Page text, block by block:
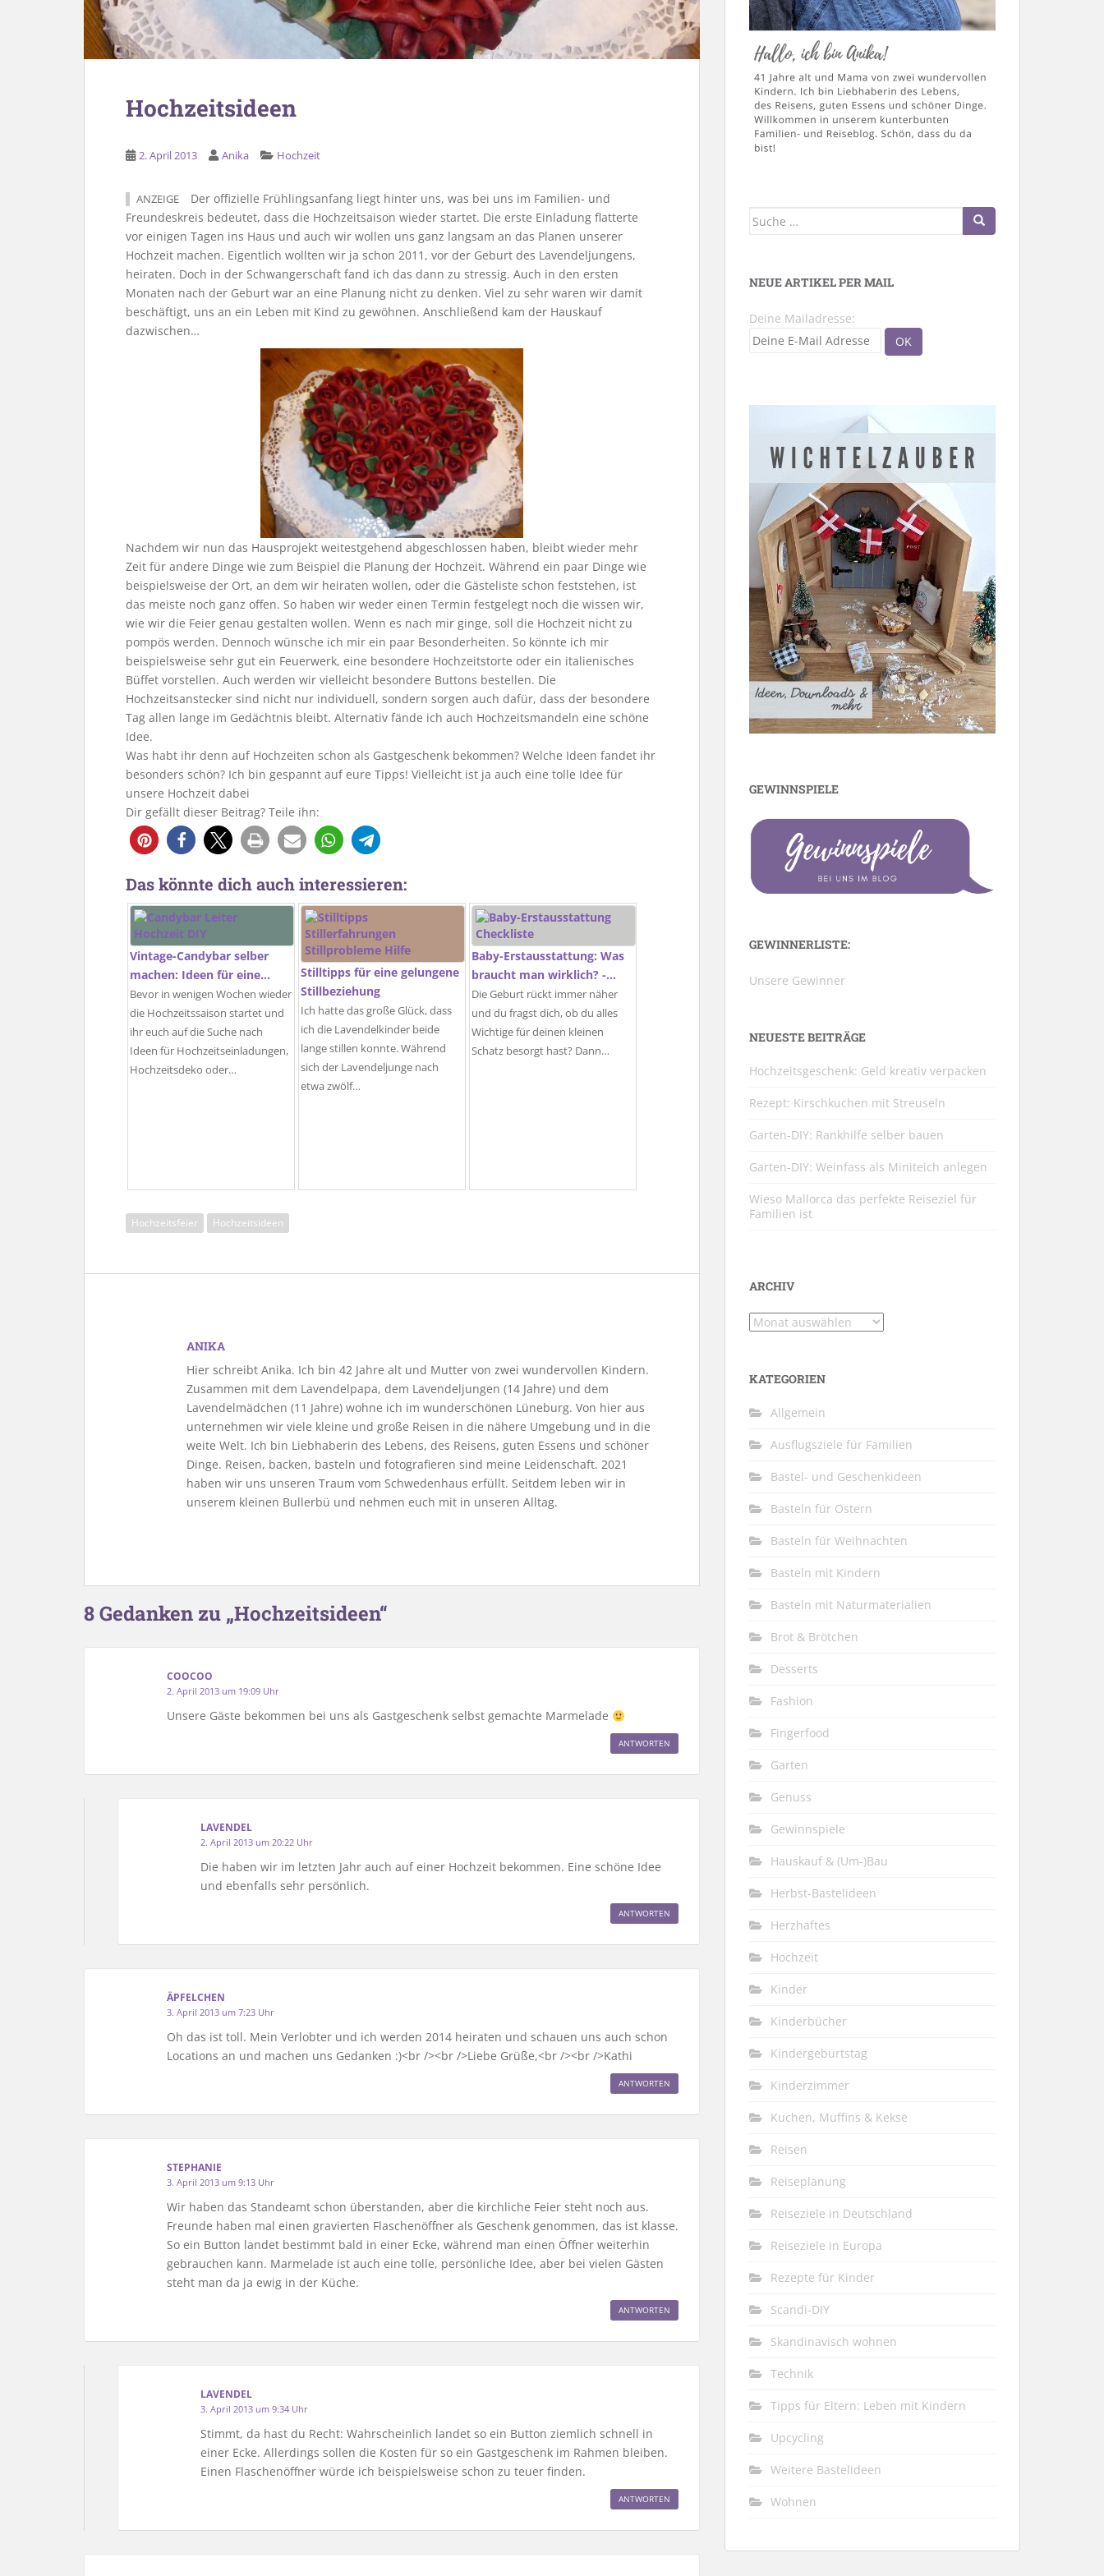
Hochzeitsideen
2. April 2013 Anika Hochzeit
ANZEIGE
Der offizielle Frühlingsanfang liegt hinter uns, was bei uns im Familien- und
Freundeskreis bedeutet, dass die Hochzeitsaison wieder startet. Die erste Einladung flatterte
vor einigen Tagen ins Haus und auch wir wollen uns ganz langsam an das Planen unserer
Hochzeit machen. Eigentlich wollten wir ja schon 2011, vor der Geburt des Lavendeljungens,
heiraten. Doch in der Schwangerschaft fand ich das dann zu stressig. Auch in den ersten
Monaten nach der Geburt war an eine Planung nicht zu denken. Viel zu sehr waren wir damit
beschäftigt, uns an ein Leben mit Kind zu gewöhnen. Anschließend kam der Hauskauf
dazwischen…
Nachdem wir nun das Hausprojekt weitestgehend abgeschlossen haben, bleibt wieder mehr
Zeit für andere Dinge wie zum Beispiel die Planung der Hochzeit. Während ein paar Dinge wie
beispielsweise der Ort, an dem wir heiraten wollen, oder die Gästeliste schon feststehen, ist
das meiste noch ganz offen. So haben wir weder einen Termin festgelegt noch die wissen wir,
wie wir die Feier genau gestalten wollen. Wenn es nach mir ginge, soll die Hochzeit nicht zu
pompös werden. Dennoch wünsche ich mir ein paar Besonderheiten. So könnte ich mir
beispielsweise sehr gut ein Feuerwerk, eine besondere Hochzeitstorte oder ein italienisches
Büffet vorstellen. Auch werden wir vielleicht besondere Buttons bestellen. Die
Hochzeitsanstecker sind nicht nur individuell, sondern sorgen auch dafür, dass der besondere
Tag allen lange im Gedächtnis bleibt. Alternativ fände ich auch Hochzeitsmandeln eine schöne
Idee.
Was habt ihr denn auf Hochzeiten schon als Gastgeschenk bekommen? Welche Ideen fandet ihr
besonders schön? Ich bin gespannt auf eure Tipps! Vielleicht ist ja auch eine tolle Idee für
unsere Hochzeit dabei
Dir gefällt dieser Beitrag? Teile ihn:
Das könnte dich auch interessieren:
Vintage-Candybar selber
machen: Ideen für eine…
Bevor in wenigen Wochen wieder
die Hochzeitssaison startet und
ihr euch auf die Suche nach
Ideen für Hochzeitseinladungen,
Hochzeitsdeko oder…
Stilltipps für eine gelungene
Stillbeziehung
Ich hatte das große Glück, dass
ich die Lavendelkinder beide
lange stillen konnte. Während
sich der Lavendeljunge nach
etwa zwölf…
Baby-Erstausstattung: Was
braucht man wirklich? -…
Die Geburt rückt immer näher
und du fragst dich, ob du alles
Wichtige für deinen kleinen
Schatz besorgt hast? Dann…
Hochzeitsfeier Hochzeitsideen
ANIKA
Hier schreibt Anika. Ich bin 42 Jahre alt und Mutter von zwei wundervollen Kindern.
Zusammen mit dem Lavendelpapa, dem Lavendeljungen (14 Jahre) und dem
Lavendelmädchen (11 Jahre) wohne ich im wunderschönen Lüneburg. Von hier aus
unternehmen wir viele kleine und große Reisen in die nähere Umgebung und in die
weite Welt. Ich bin Liebhaberin des Lebens, des Reisens, guten Essens und schöner
Dinge. Reisen, backen, basteln und fotografieren sind meine Leidenschaft. 2021
haben wir uns unseren Traum vom Schwedenhaus erfüllt. Seitdem leben wir in
unserem kleinen Bullerbü und nehmen euch mit in unseren Alltag.
8 Gedanken zu „Hochzeitsideen“
COOCOO
2. April 2013 um 19:09 Uhr
Unsere Gäste bekommen bei uns als Gastgeschenk selbst gemachte Marmelade
ANTWORTEN
LAVENDEL
2. April 2013 um 20:22 Uhr
Die haben wir im letzten Jahr auch auf einer Hochzeit bekommen. Eine schöne Idee
und ebenfalls sehr persönlich.
ANTWORTEN
ÄPFELCHEN
3. April 2013 um 7:23 Uhr
Oh das ist toll. Mein Verlobter und ich werden 2014 heiraten und schauen uns auch schon
Locations an und machen uns Gedanken :)<br /><br />Liebe Grüße,<br /><br />Kathi
ANTWORTEN
STEPHANIE
3. April 2013 um 9:13 Uhr
Wir haben das Standeamt schon überstanden, aber die kirchliche Feier steht noch aus.
Freunde haben mal einen gravierten Flaschenöffner als Geschenk genommen, das ist klasse.
So ein Button landet bestimmt bald in einer Ecke, während man einen Öffner weiterhin
gebrauchen kann. Marmelade ist auch eine tolle, persönliche Idee, aber bei vielen Gästen
steht man da ja ewig in der Küche.
ANTWORTEN
LAVENDEL
3. April 2013 um 9:34 Uhr
Stimmt, da hast du Recht: Wahrscheinlich landet so ein Button ziemlich schnell in
einer Ecke. Allerdings sollen die Kosten für so ein Gastgeschenk im Rahmen bleiben.
Einen Flaschenöffner würde ich beispielsweise schon zu teuer finden.
ANTWORTEN
Suche
NEUE ARTIKEL PER MAIL
Deine Mailadresse:
GEWINNSPIELE
GEWINNERLISTE:
Unsere Gewinner
NEUESTE BEITRÄGE
Hochzeitsgeschenk: Geld kreativ verpacken
Rezept: Kirschkuchen mit Streuseln
Garten-DIY: Rankhilfe selber bauen
Garten-DIY: Weinfass als Miniteich anlegen
Wieso Mallorca das perfekte Reiseziel für
Familien ist
ARCHIV
Archiv
KATEGORIEN
Allgemein
Ausflugsziele für Familien
Bastel- und Geschenkideen
Basteln für Ostern
Basteln für Weihnachten
Basteln mit Kindern
Basteln mit Naturmaterialien
Brot & Brötchen
Desserts
Fashion
Fingerfood
Garten
Genuss
Gewinnspiele
Hauskauf & (Um-)Bau
Herbst-Bastelideen
Herzhaftes
Hochzeit
Kinder
Kinderbücher
Kindergeburtstag
Kinderzimmer
Kuchen, Muffins & Kekse
Reisen
Reiseplanung
Reiseziele in Deutschland
Reiseziele in Europa
Rezepte für Kinder
Scandi-DIY
Skandinavisch wohnen
Technik
Tipps für Eltern: Leben mit Kindern
Upcycling
Weitere Bastelideen
Wohnen